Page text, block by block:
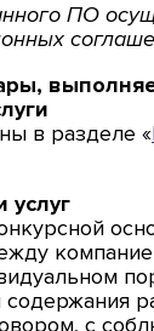
ПО
в разделе «
услуг
с